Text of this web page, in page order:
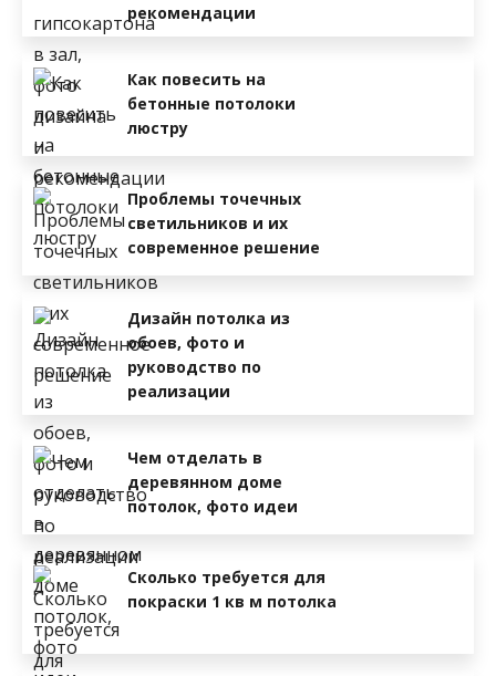
рекомендации
Как повесить на
бетонные потолоки
люстру
Проблемы точечных
светильников и их
современное решение
Дизайн потолка из
обоев, фото и
руководство по
реализации
Чем отделать в
деревянном доме
потолок, фото идеи
Сколько требуется для
покраски 1 кв м потолка